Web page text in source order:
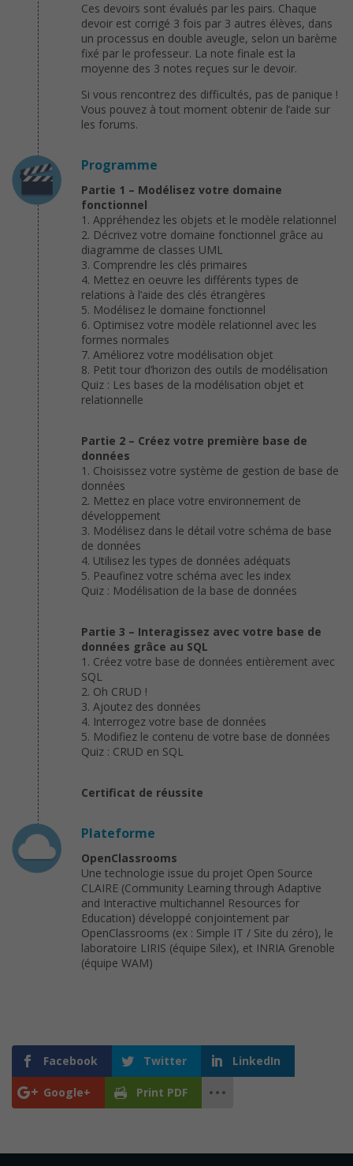
Ces devoirs sont évalués par les pairs. Chaque
devoir est corrigé 3 fois par 3 autres élèves, dans
un processus en double aveugle, selon un barème
fixé par le professeur. La note finale est la
moyenne des 3 notes reçues sur le devoir.
Si vous rencontrez des difficultés, pas de panique !
Vous pouvez à tout moment obtenir de l’aide sur
les forums.
Programme
Partie 1 – Modélisez votre domaine
fonctionnel
1. Appréhendez les objets et le modèle relationnel
2. Décrivez votre domaine fonctionnel grâce au
diagramme de classes UML
3. Comprendre les clés primaires
4. Mettez en oeuvre les différents types de
relations à l’aide des clés étrangères
5. Modélisez le domaine fonctionnel
6. Optimisez votre modèle relationnel avec les
formes normales
7. Améliorez votre modélisation objet
8. Petit tour d’horizon des outils de modélisation
Quiz : Les bases de la modélisation objet et
relationnelle
Partie 2 – Créez votre première base de
données
1. Choisissez votre système de gestion de base de
données
2. Mettez en place votre environnement de
développement
3. Modélisez dans le détail votre schéma de base
de données
4. Utilisez les types de données adéquats
5. Peaufinez votre schéma avec les index
Quiz : Modélisation de la base de données
Partie 3 – Interagissez avec votre base de
données grâce au SQL
1. Créez votre base de données entièrement avec
SQL
2. Oh CRUD !
3. Ajoutez des données
4. Interrogez votre base de données
5. Modifiez le contenu de votre base de données
Quiz : CRUD en SQL
Certificat de réussite
Plateforme
OpenClassrooms
Une technologie issue du projet Open Source
CLAIRE (Community Learning through Adaptive
and Interactive multichannel Resources for
Education) développé conjointement par
OpenClassrooms (ex : Simple IT / Site du zéro), le
laboratoire LIRIS (équipe Silex), et INRIA Grenoble
(équipe WAM)
Facebook Twitter LinkedIn
Google+ Print PDF